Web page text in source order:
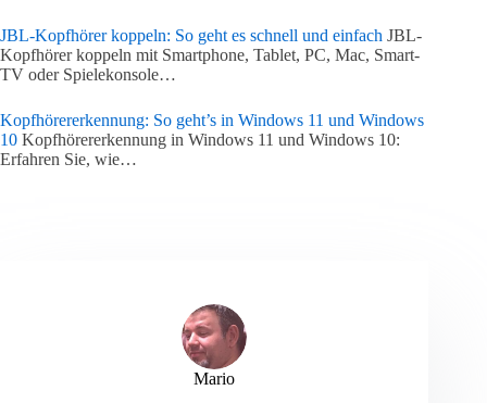
JBL-Kopfhörer koppeln: So geht es schnell und einfach JBL-
Kopfhörer koppeln mit Smartphone, Tablet, PC, Mac, Smart-
TV oder Spielekonsole…
Kopfhörererkennung: So geht’s in Windows 11 und Windows
10 Kopfhörererkennung in Windows 11 und Windows 10:
Erfahren Sie, wie…
Mario